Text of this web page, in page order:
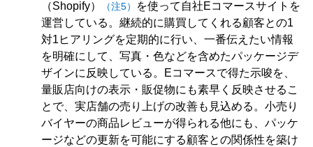
（Shopify）
（注5）
を使って自社Eコマースサイトを
運営している。継続的に購買してくれる顧客との1
対1ヒアリングを定期的に行い、一番伝えたい情報
を明確にして、写真・色などを含めたパッケージデ
ザインに反映している。Eコマースで得た示唆を、
量販店向けの表示・販促物にも素早く反映させるこ
とで、実店舗の売り上げの改善も見込める。小売り
バイヤーの商品レビューが得られる他にも、パッケ
ージなどの更新を可能にする顧客との関係性を築け